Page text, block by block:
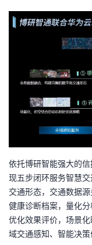
依托博研智能强大的
现五步闭环服务智慧
交通形态，交通数据
健康诊断档案，量化
优化效果评价，场景
域交通感知、智能决策